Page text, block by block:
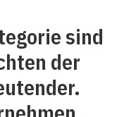
sind
der